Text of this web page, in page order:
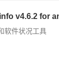
v4.6.2 for
软件状况工具